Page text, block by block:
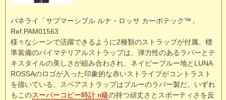
パネライ「サブマーシブル ルナ・ロッサ カーボテック™」
Ref.PAM01563
様々なシーンで活躍できるように2種類のストラップが付属。標
準装備のバイマテリアルストラップは、弾力性のあるラバーとテ
キスタイルの美しさが組み合わされ、ネイビーブルー地とLUNA
ROSSAのロゴが入った印象的な赤いストライプがコントラスト
を描いている。スペアストラップはブルーのラバー製だ。いずれ
もこのスーパーコピー時計 n級の持つ頑丈さとスポーティさを反